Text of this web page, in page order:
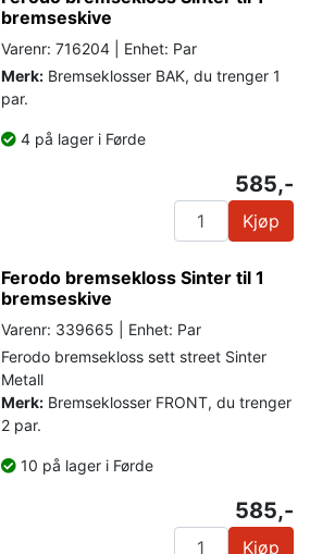
bremseskive
Varenr: 716204 | Enhet: Par
Merk: Bremseklosser BAK, du trenger 1
par.
4 på lager i Førde
585,-
Kjøp
Ferodo bremsekloss Sinter til 1
bremseskive
Varenr: 339665 | Enhet: Par
Ferodo bremsekloss sett street Sinter
Metall
Merk: Bremseklosser FRONT, du trenger
2 par.
10 på lager i Førde
585,-
Kjøp